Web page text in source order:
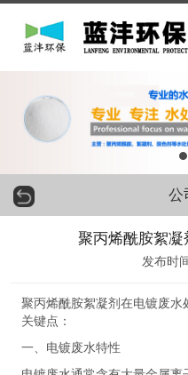
公
聚丙烯酰胺絮
发布时
聚丙烯酰胺絮凝剂在电镀废
关键点：
一、电镀废水特性